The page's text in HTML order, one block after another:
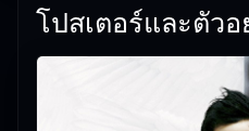
🎥อัปเดตโดยทีมงาน Free
โปสเตอร์และตัว